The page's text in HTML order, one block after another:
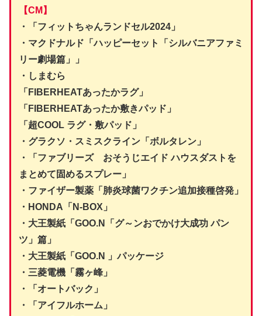
【CM】
・「フィットちゃんランドセル2024」
・マクドナルド「ハッピーセット「シルバニアファミ
リー劇場篇」」
・しまむら
「FIBERHEATあったかラグ」
「FIBERHEATあったか敷きパッド」
「超COOL ラグ・敷パッド」
・グラクソ・スミスクライン「ボルタレン」
・「ファブリーズ おそうじエイド ハウスダストを
まとめて固めるスプレー」
・ファイザー製薬「肺炎球菌ワクチン追加接種啓発」
・HONDA「N-BOX」
・大王製紙「GOO.N「グ～ンおでかけ大成功 パン
ツ」篇」
・大王製紙「GOO.N 」パッケージ
・三菱電機「霧ヶ峰」
・「オートバック」
・「アイフルホーム」